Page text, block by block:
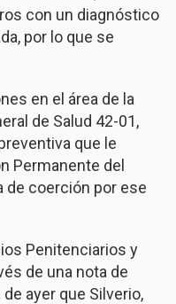
con un diagnóstico
por lo que se
en el área de la
de Salud 42-01,
que le
Permanente del
de coerción por ese
Penitenciarios y
de una nota de
ayer que Silverio,